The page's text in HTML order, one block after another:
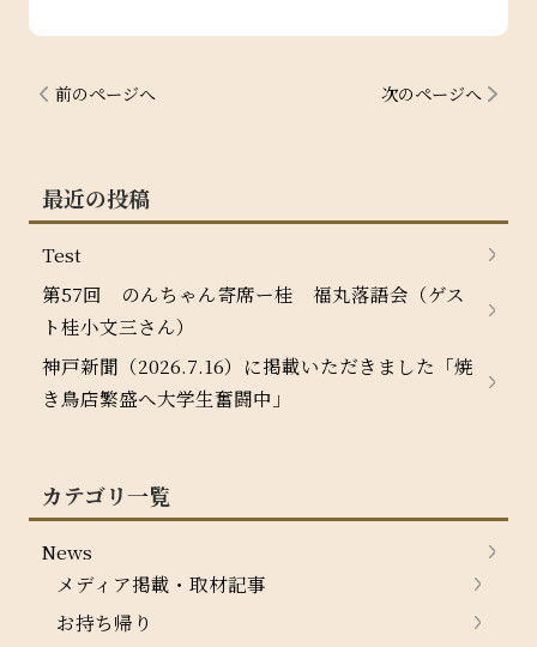
前のページへ 次のページへ
最近の投稿
Test
第57回 のんちゃん寄席ー桂 福丸落語会（ゲス
ト桂小文三さん）
神戸新聞（2026.7.16）に掲載いただきました「焼
き鳥店繁盛へ大学生奮闘中」
カテゴリ一覧
News
メディア掲載・取材記事
お持ち帰り